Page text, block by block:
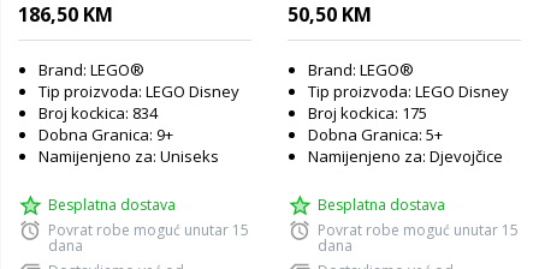
186,50 KM
Brand: LEGO®
Tip proizvoda: LEGO Disney
Broj kockica: 834
Dobna Granica: 9+
Namijenjeno za: Uniseks
Besplatna dostava
Povrat robe moguć unutar 15
dana
50,50 KM
Brand: LEGO®
Tip proizvoda: LEGO Disney
Broj kockica: 175
Dobna Granica: 5+
Namijenjeno za: Djevojčice
Besplatna dostava
Povrat robe moguć unutar 15
dana